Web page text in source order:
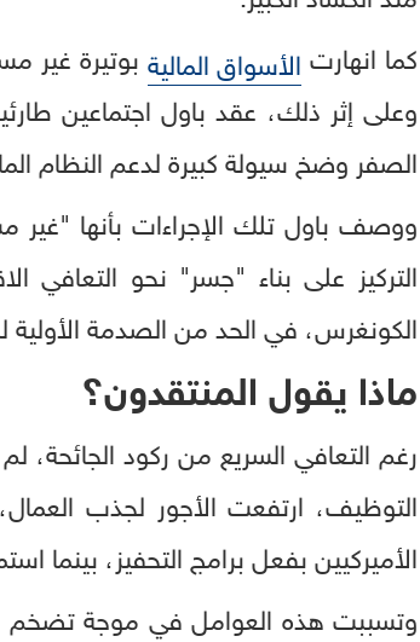
كما انهارت الأسواق المالية بوتيرة غير
الصفر وضخ سيولة كبيرة لدعم النظام
ووصف باول تلك الإجراءات بأنها
التركيز على بناء "جسر" نحو
الكونغرس، في الحد من الصدمة الأولية
ماذا يقول المنتقدون؟
التوظيف، ارتفعت الأجور لجذب
الأميركيين بفعل برامج التحفيز، بينما
وتسببت هذه العوامل في موجة تضخم